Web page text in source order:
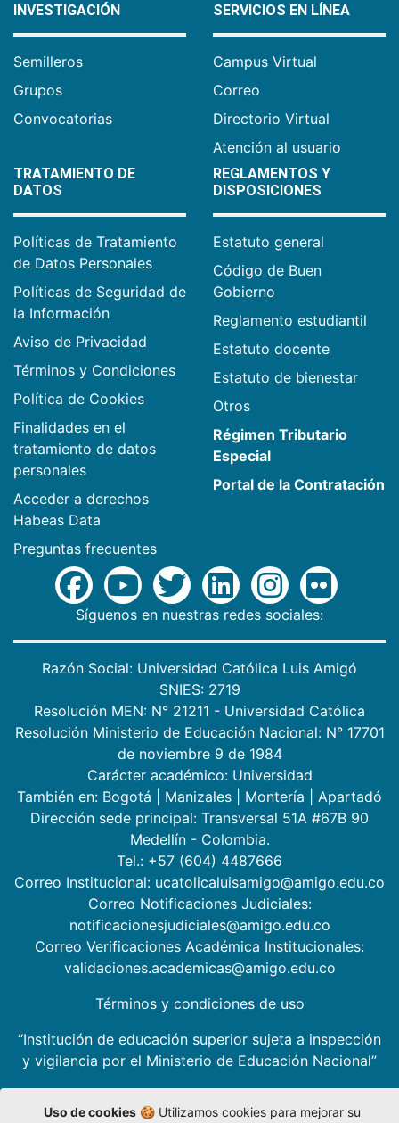
INVESTIGACIÓN
Semilleros
Grupos
Convocatorias
SERVICIOS EN LÍNEA
Campus Virtual
Correo
Directorio Virtual
Atención al usuario
TRATAMIENTO DE
DATOS
Políticas de Tratamiento
de Datos Personales
Políticas de Seguridad de
la Información
Aviso de Privacidad
Términos y Condiciones
Política de Cookies
Finalidades en el
tratamiento de datos
personales
Acceder a derechos
Habeas Data
Preguntas frecuentes
REGLAMENTOS Y
DISPOSICIONES
Estatuto general
Código de Buen
Gobierno
Reglamento estudiantil
Estatuto docente
Estatuto de bienestar
Otros
Régimen Tributario
Especial
Portal de la Contratación
Síguenos en nuestras redes sociales:
Razón Social: Universidad Católica Luis Amigó
SNIES: 2719
Resolución MEN: N° 21211 - Universidad Católica
Resolución Ministerio de Educación Nacional: N° 17701
de noviembre 9 de 1984
Carácter académico: Universidad
También en: Bogotá Manizales Montería
Apartadó
Dirección sede principal: Transversal 51A #67B 90
Medellín - Colombia.
Tel.: +57 (604) 4487666
Correo Institucional: ucatolicaluisamigo@amigo.edu.co
Correo Notificaciones Judiciales:
notificacionesjudiciales@amigo.edu.co
Correo Verificaciones Académica Institucionales:
validaciones.academicas@amigo.edu.co
Términos y condiciones de uso
“Institución de educación superior sujeta a inspección
y vigilancia por el Ministerio de Educación Nacional”
Uso de cookies🍪 Utilizamos cookies para mejorar su